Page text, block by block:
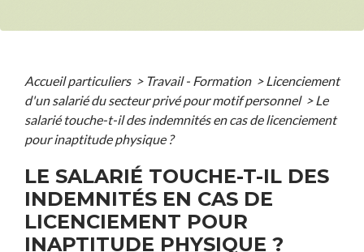
Accueil particuliers > Travail - Formation > Licenciement
d'un salarié du secteur privé pour motif personnel > Le
salarié touche-t-il des indemnités en cas de licenciement
pour inaptitude physique ?
LE SALARIÉ TOUCHE-T-IL DES
INDEMNITÉS EN CAS DE
LICENCIEMENT POUR
INAPTITUDE PHYSIQUE ?